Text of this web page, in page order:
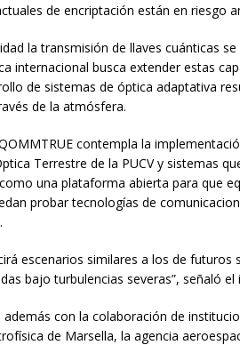
de encriptación están en riesgo
la transmisión de llaves cuánticas
internacional busca extender estas
de sistemas de óptica adaptativa
de la atmósfera.
contempla la
Terrestre de la PUCV y sistemas
una plataforma abierta para que
probar tecnologías de
escenarios similares a los de
bajo turbulencias severas”, señaló el
además con la colaboración de
de Marsella, la agencia